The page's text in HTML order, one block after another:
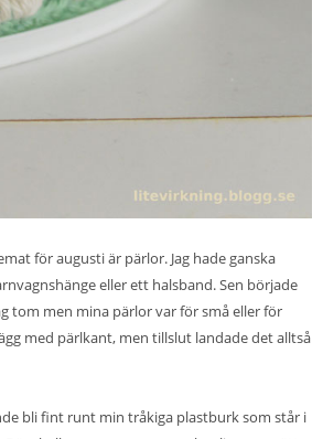
för augusti är pärlor. Jag hade ganska
eller ett halsband. Sen började
tom men mina pärlor var för små eller för
med pärlkant, men tillslut landade det alltså
bli fint runt min tråkiga plastburk som står i